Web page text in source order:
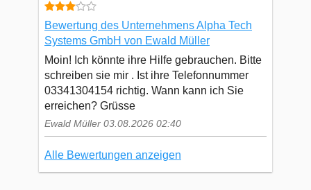
Bewertung des Unternehmens Alpha Tech
Systems GmbH von Ewald Müller
Moin! Ich könnte ihre Hilfe gebrauchen. Bitte
schreiben sie mir . Ist ihre Telefonnummer
03341304154 richtig. Wann kann ich Sie
erreichen? Grüsse
Ewald Müller 03.08.2026 02:40
Alle Bewertungen anzeigen